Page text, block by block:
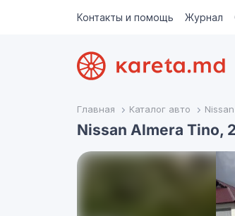
Контакты и помощь Журнал
Главная Каталог авто Nissan
Nissan Almera Tino,